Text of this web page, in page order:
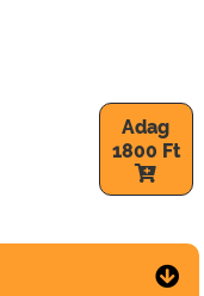
Adag
1800 Ft